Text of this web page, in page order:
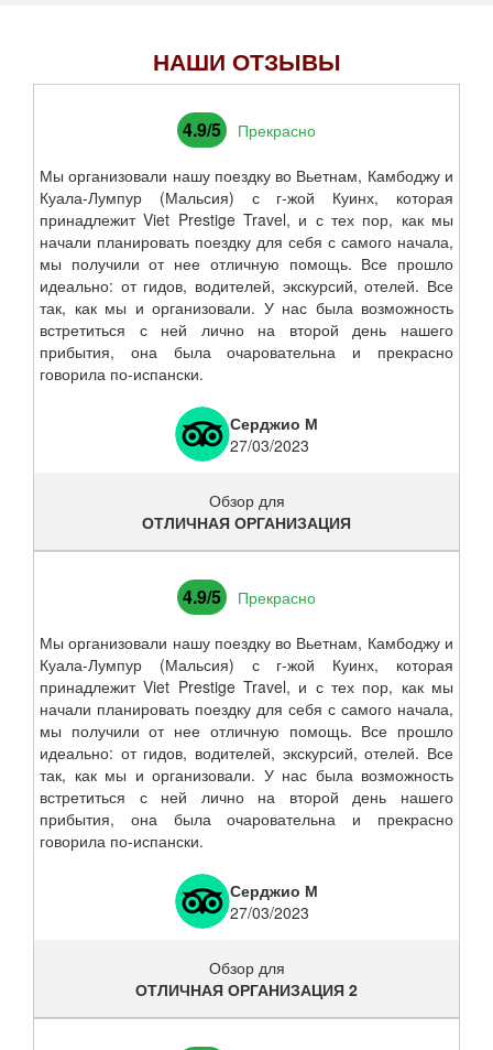
НАШИ ОТЗЫВЫ
4.9/5 Прекрасно
Мы организовали нашу поездку во Вьетнам, Камбоджу и
Куала-Лумпур (Мальсия) с г-жой Куинх, которая
принадлежит Viet Prestige Travel, и с тех пор, как мы
начали планировать поездку для себя с самого начала,
мы получили от нее отличную помощь. Все прошло
идеально: от гидов, водителей, экскурсий, отелей. Все
так, как мы и организовали. У нас была возможность
встретиться с ней лично на второй день нашего
прибытия, она была очаровательна и прекрасно
говорила по-испански.
Серджио М
27/03/2023
Обзор для
ОТЛИЧНАЯ ОРГАНИЗАЦИЯ
4.9/5 Прекрасно
Мы организовали нашу поездку во Вьетнам, Камбоджу и
Куала-Лумпур (Мальсия) с г-жой Куинх, которая
принадлежит Viet Prestige Travel, и с тех пор, как мы
начали планировать поездку для себя с самого начала,
мы получили от нее отличную помощь. Все прошло
идеально: от гидов, водителей, экскурсий, отелей. Все
так, как мы и организовали. У нас была возможность
встретиться с ней лично на второй день нашего
прибытия, она была очаровательна и прекрасно
говорила по-испански.
Серджио М
27/03/2023
Обзор для
ОТЛИЧНАЯ ОРГАНИЗАЦИЯ 2